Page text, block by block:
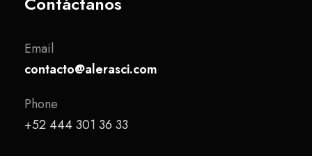
Email
contacto@alerasci.com
Phone
+52 444 301 36 33